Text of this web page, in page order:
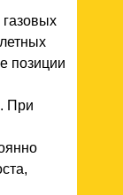
позиции
При